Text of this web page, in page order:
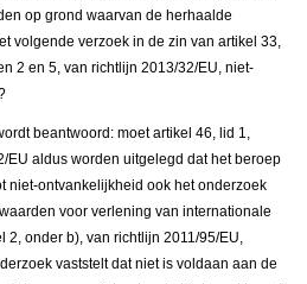
op grond waarvan de herhaalde
volgende verzoek in de zin van artikel 33,
2 en 5, van richtlijn 2013/32/EU, niet-
beantwoord: moet artikel 46, lid 1,
EU aldus worden uitgelegd dat het beroep
niet-ontvankelijkheid ook het onderzoek
voor verlening van internationale
2, onder b), van richtlijn 2011/95/EU,
vaststelt dat niet is voldaan aan de